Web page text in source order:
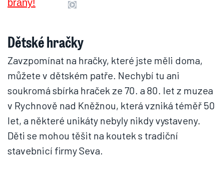
Dětské hračky
Zavzpomínat na hračky, které jste měli doma,
můžete v dětském patře. Nechybí tu ani
soukromá sbírka hraček ze 70. a 80. let z muzea
v Rychnově nad Kněžnou, která vzniká téměř 50
let, a některé unikáty nebyly nikdy vystaveny.
Děti se mohou těšit na koutek s tradiční
stavebnicí firmy Seva.